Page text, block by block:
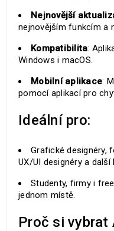
Nejnovější
nejnovějším funkcím a
Kompatibilita:
Windows i macOS.
Mobilní aplikace:
pomocí aplikací pro
Ideální pro:
Grafické designéry,
UX/UI designéry a další
Studenty, firmy i
jednom místě.
Proč si vybrat